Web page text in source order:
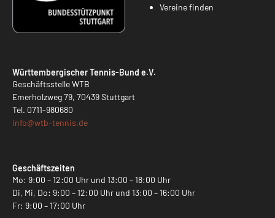
Vereine finden
Württembergischer Tennis-Bund e.V.
Geschäftsstelle WTB
Emerholzweg 79, 70439 Stuttgart
Tel. 0711-980680
info@wtb-tennis.de
Geschäftszeiten
Mo: 9:00 – 12:00 Uhr und 13:00 – 18:00 Uhr
Di, Mi, Do: 9:00 – 12:00 Uhr und 13:00 – 16:00 Uhr
Fr: 9:00 – 17:00 Uhr